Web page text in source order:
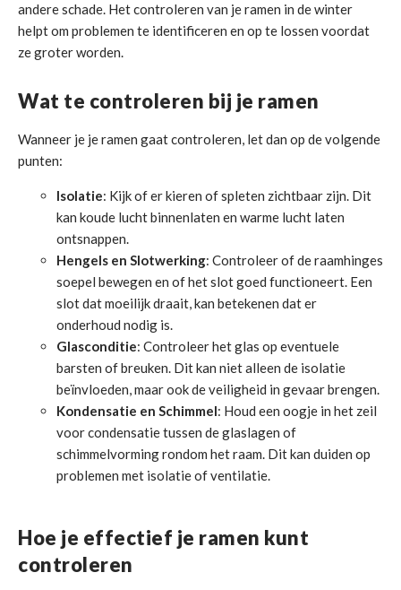
andere schade. Het controleren van je ramen in de winter
helpt om problemen te identificeren en op te lossen voordat
ze groter worden.
Wat te controleren bij je ramen
Wanneer je je ramen gaat controleren, let dan op de volgende
punten:
Isolatie: Kijk of er kieren of spleten zichtbaar zijn. Dit
kan koude lucht binnenlaten en warme lucht laten
ontsnappen.
Hengels en Slotwerking: Controleer of de raamhinges
soepel bewegen en of het slot goed functioneert. Een
slot dat moeilijk draait, kan betekenen dat er
onderhoud nodig is.
Glasconditie: Controleer het glas op eventuele
barsten of breuken. Dit kan niet alleen de isolatie
beïnvloeden, maar ook de veiligheid in gevaar brengen.
Kondensatie en Schimmel: Houd een oogje in het zeil
voor condensatie tussen de glaslagen of
schimmelvorming rondom het raam. Dit kan duiden op
problemen met isolatie of ventilatie.
Hoe je effectief je ramen kunt
controleren